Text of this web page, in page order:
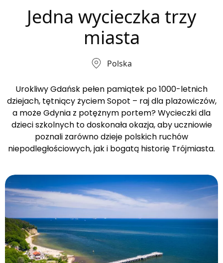
Jedna wycieczka trzy
miasta
Polska
Urokliwy Gdańsk pełen pamiątek po 1000-letnich
dziejach, tętniący życiem Sopot – raj dla plażowiczów,
a może Gdynia z potężnym portem? Wycieczki dla
dzieci szkolnych to doskonała okazja, aby uczniowie
poznali zarówno dzieje polskich ruchów
niepodległościowych, jak i bogatą historię Trójmiasta.